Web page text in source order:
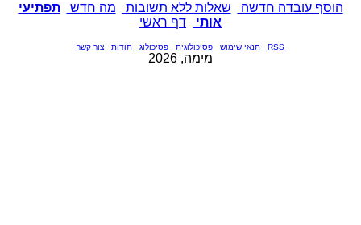
הוסף עובדה חדשה שאלות ללא תשובות מה חדש
תפתיעי
אותי
דף ראשי
RSS תנאי שימוש פסיכולוגית פסיכולוג תודות צור קשר
מימה, 2026